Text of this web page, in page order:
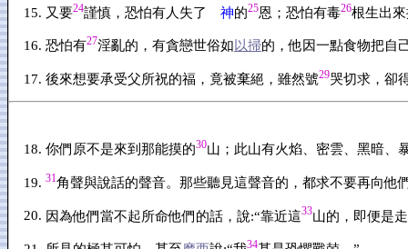
又要24謹慎，恐怕有人失了 神的25恩；恐怕有毒26根生出
恐怕有27淫亂的，有貪戀世俗如以掃的，他因一點食物把自
後來想要承受父所祝的福，竟被棄絕，雖然號29哭切求，卻
你們原不是來到那能摸的30山；此山有火焰、密雲、黑暗、
31角聲與說話的聲音。那些聽見這聲音的，都求不要再向他
因為他們當不起所命他們的話，說:“靠近這33山的，即便是
34